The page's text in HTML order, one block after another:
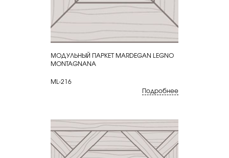
КУПИТЬ
МОДУЛЬНЫЙ ПАРКЕТ MARDEGAN LEGNO
MONTAGNANA
ML-216
Подробнее